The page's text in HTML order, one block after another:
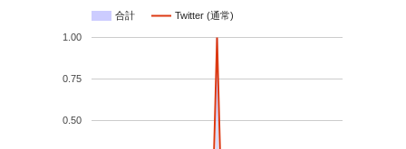
合計 Twitter (通常)
0.50
0.75
1.00